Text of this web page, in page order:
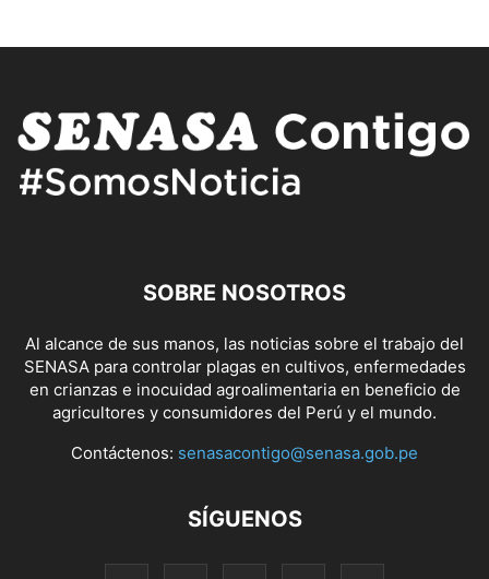
SOBRE NOSOTROS
Al alcance de sus manos, las noticias sobre el trabajo del
SENASA para controlar plagas en cultivos, enfermedades
en crianzas e inocuidad agroalimentaria en beneficio de
agricultores y consumidores del Perú y el mundo.
Contáctenos: senasacontigo@senasa.gob.pe
SÍGUENOS